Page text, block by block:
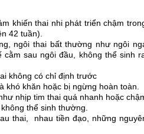
khiến thai nhi phát triển chậm
42 tuần).
ngôi thai bất thường như ngôi
sau ngôi đầu, không thể sinh
không có chỉ định trước
khó khăn hoặc bị ngừng hoàn toàn.
nhịp tim thai quá nhanh hoặc
thể sinh thường.
thai, nhau tiền đạo, những